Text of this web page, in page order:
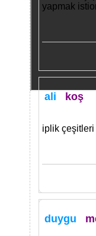
yapmak
ali koş
iplik çeşitleri
duygu